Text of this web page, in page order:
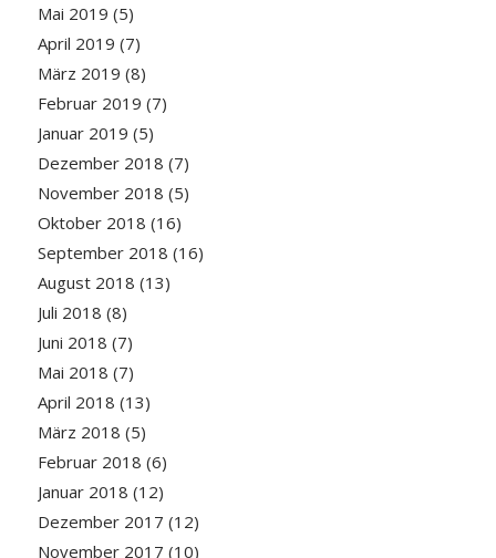
Mai 2019 (5)
April 2019 (7)
März 2019 (8)
Februar 2019 (7)
Januar 2019 (5)
Dezember 2018 (7)
November 2018 (5)
Oktober 2018 (16)
September 2018 (16)
August 2018 (13)
Juli 2018 (8)
Juni 2018 (7)
Mai 2018 (7)
April 2018 (13)
März 2018 (5)
Februar 2018 (6)
Januar 2018 (12)
Dezember 2017 (12)
November 2017 (10)